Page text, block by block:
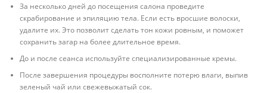
За несколько дней до посещения салона проведите
скрабирование и эпиляцию тела. Если есть вросшие волоски,
удалите их. Это позволит сделать тон кожи ровным, и поможет
сохранить загар на более длительное время.
До и после сеанса используйте специализированные кремы.
После завершения процедуры восполните потерю влаги, выпив
зеленый чай или свежевыжатый сок.